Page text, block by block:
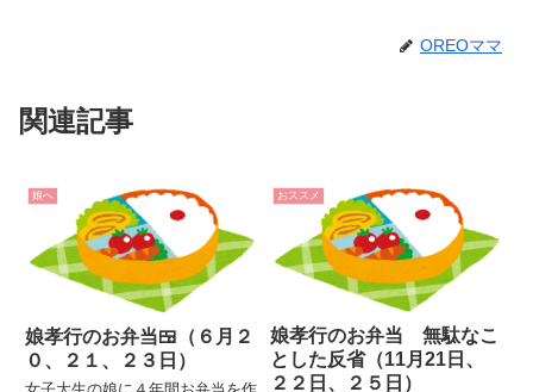
OREOママ
関連記事
娘へ
娘孝行のお弁当🍱（６月２
０、２１、２３日）
おススメ
娘孝行のお弁当 無駄なこ
とした反省（11月21日、
２２日、２５日）